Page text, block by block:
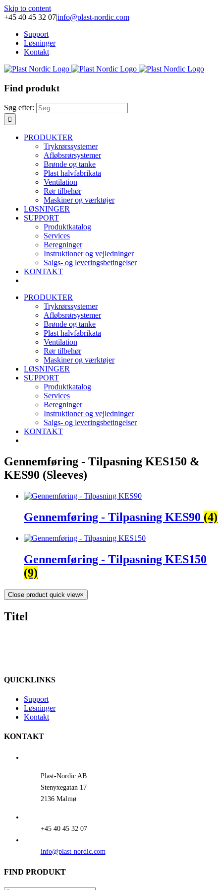
Skip to content
+45 40 45 32 07|info@plast-nordic.com
Support
Løsninger
Kontakt
Find produkt
Søg efter:
PRODUKTER
Trykrørssystemer
Afløbsrørsystemer
Brønde og tanke
Plast halvfabrikata
Ventilation
Rør tilbehør
Maskiner og værktøjer
LØSNINGER
SUPPORT
Produktkatalog
Services
Beregninger
Instruktioner og vejledninger
Salgs- og leveringsbetingelser
KONTAKT
PRODUKTER
Trykrørssystemer
Afløbsrørsystemer
Brønde og tanke
Plast halvfabrikata
Ventilation
Rør tilbehør
Maskiner og værktøjer
LØSNINGER
SUPPORT
Produktkatalog
Services
Beregninger
Instruktioner og vejledninger
Salgs- og leveringsbetingelser
KONTAKT
Gennemføring - Tilpasning KES150 &
KES90 (Sleeves)
Gennemføring - Tilpasning KES90 (4)
Gennemføring - Tilpasning KES150
(9)
Close product quick view×
Titel
QUICKLINKS
Support
Løsninger
Kontakt
KONTAKT
Plast-Nordic AB
Stenyxegatan 17
2136 Malmø
+45 40 45 32 07
info@plast-nordic.com
FIND PRODUKT